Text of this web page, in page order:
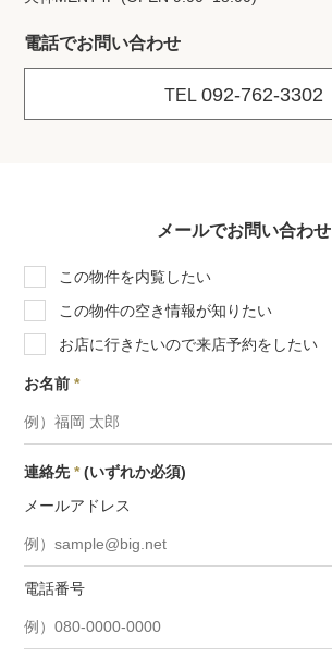
電話でお問い合わせ
TEL 092-762-3302
メールでお問い合わせ
この物件を内覧したい
この物件の空き情報が知りたい
お店に行きたいので来店予約をしたい
お名前*
連絡先* (いずれか必須)
メールアドレス
電話番号